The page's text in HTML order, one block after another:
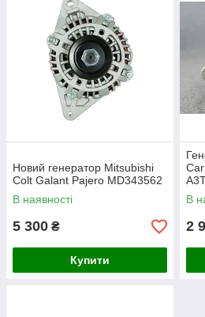
Новий генератор Mitsubishi
Colt Galant Pajero MD343562
В наявності
5 300 ₴
Купити
В
2